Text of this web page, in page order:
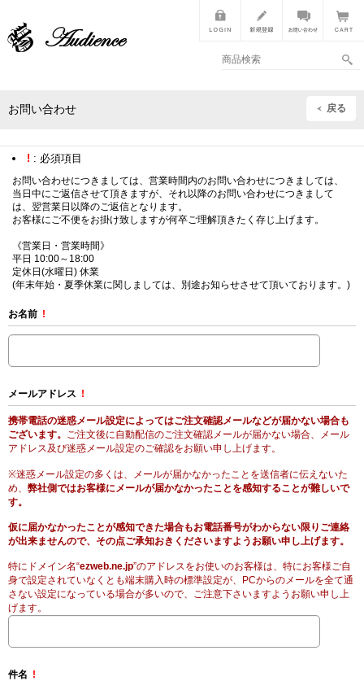
お問い合わせ 戻る
! : 必須項目
お問い合わせにつきましては、営業時間内のお問い合わせにつきましては、
当日中にご返信させて頂きますが、それ以降のお問い合わせにつきまして
は、翌営業日以降のご返信となります。
お客様にご不便をお掛け致しますが何卒ご理解頂きたく存じ上げます。
《営業日・営業時間》
平日 10:00～18:00
定休日(水曜日) 休業
(年末年始・夏季休業に関しましては、別途お知らせさせて頂いております。)
お名前 !
メールアドレス !
携帯電話の迷惑メール設定によってはご注文確認メールなどが届かない場合も
ございます。 ご注文後に自動配信のご注文確認メールが届かない場合、メール
アドレス及び迷惑メール設定のご確認をお願い申し上げます。
※迷惑メール設定の多くは、メールが届かなかったことを送信者に伝えないた
め、 弊社側ではお客様にメールが届かなかったことを感知することが難しいで
す。
仮に届かなかったことが感知できた場合もお電話番号がわからない限りご連絡
が出来ませんので、その点ご承知おきくださいますようお願い申し上げます。
特にドメイン名“ezweb.ne.jp”のアドレスをお使いのお客様は、特にお客様ご自
身で設定されていなくとも端末購入時の標準設定が、PCからのメールを全て通
さない設定になっている場合が多いので、ご注意下さいますようお願い申し上
げます。
件名 !